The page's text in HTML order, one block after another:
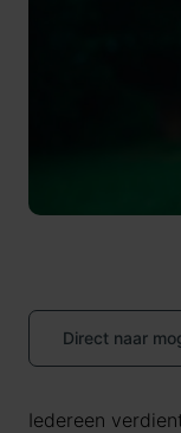
Direct naar
Iedereen